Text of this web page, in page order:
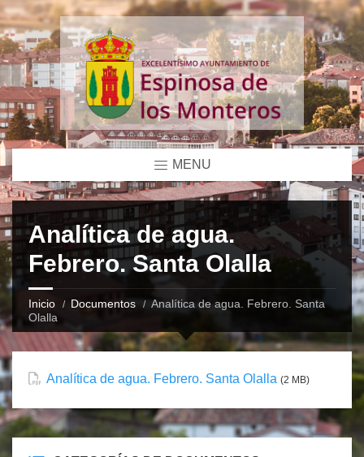
MENU
Analítica de agua.
Febrero. Santa Olalla
Inicio Documentos
Analítica de agua. Febrero. Santa
Olalla
Analítica de agua. Febrero. Santa Olalla (2 MB)